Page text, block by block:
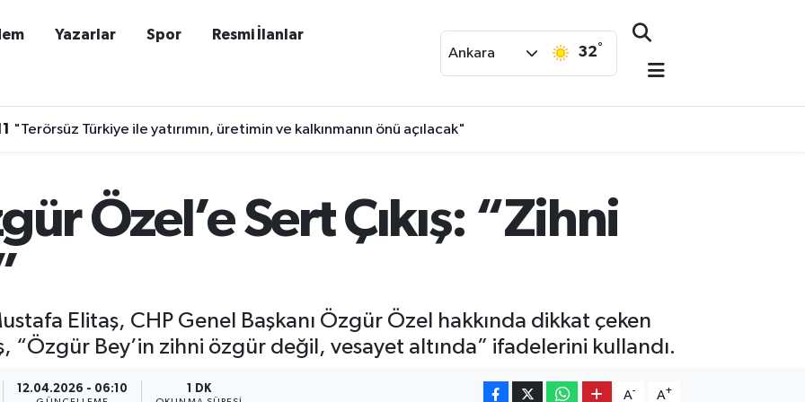
Yazarlar Spor Resmi İlanlar
Ankara 32°
"Terörsüz Türkiye ile yatırımın, üretimin ve kalkınmanın önü açılacak"
Özel’e Sert Çıkış: “Zihni
Elitaş, CHP Genel Başkanı Özgür Özel hakkında dikkat çeken
“Özgür Bey’in zihni özgür değil, vesayet altında” ifadelerini kullandı.
12.04.2026 - 06:10 1 DK A- A+